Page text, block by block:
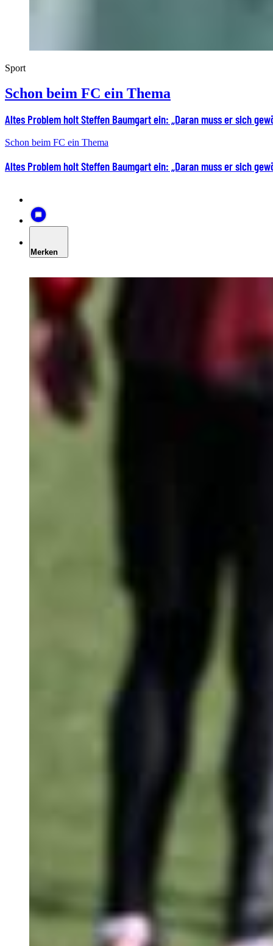
Sport
Schon beim FC ein Thema
Altes Problem holt Steffen Baumgart ein: „Daran muss er sich
Schon beim FC ein Thema
Altes Problem holt Steffen Baumgart ein: „Daran muss er sich
Merken